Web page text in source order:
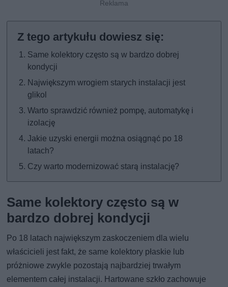
Same kolektory często są w bardzo dobrej
kondycji
Największym wrogiem starych instalacji jest
glikol
Warto sprawdzić również pompę, automatykę i
izolację
Jakie uzyski energii można osiągnąć po 18
latach?
Czy warto modernizować starą instalację?
Same kolektory często są w
bardzo dobrej kondycji
Po 18 latach największym zaskoczeniem dla wielu
właścicieli jest fakt, że same kolektory płaskie lub
próżniowe zwykle pozostają najbardziej trwałym
elementem całej instalacji. Hartowane szkło zachowuje